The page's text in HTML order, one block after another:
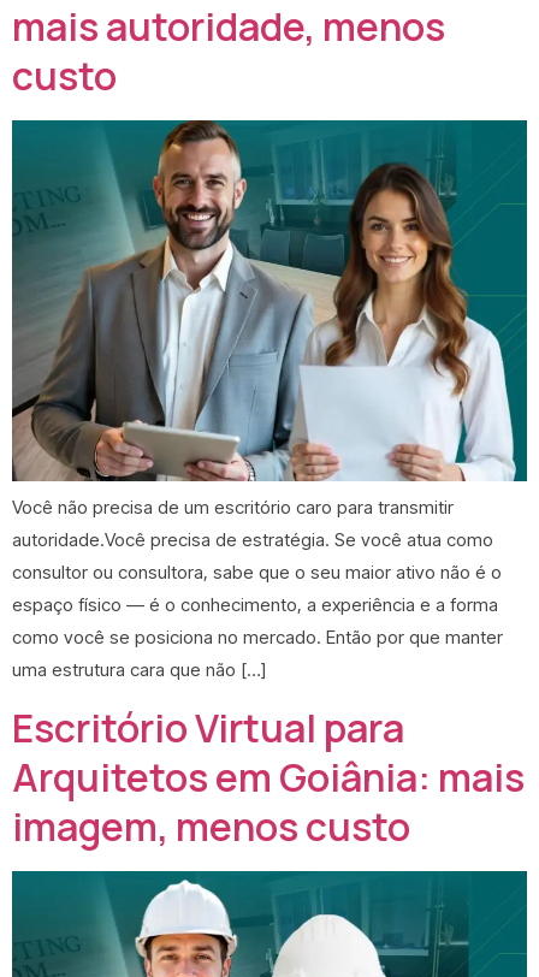
mais autoridade, menos
custo
Você não precisa de um escritório caro para transmitir
autoridade.Você precisa de estratégia. Se você atua como
consultor ou consultora, sabe que o seu maior ativo não é o
espaço físico — é o conhecimento, a experiência e a forma
como você se posiciona no mercado. Então por que manter
uma estrutura cara que não […]
Escritório Virtual para
Arquitetos em Goiânia: mais
imagem, menos custo